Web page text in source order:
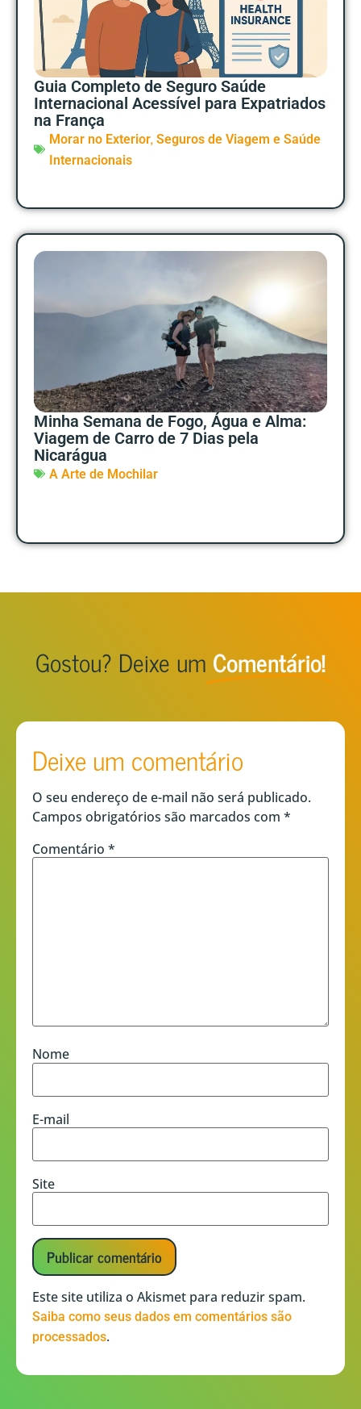
Guia Completo de Seguro Saúde
Internacional Acessível para Expatriados
na França
Morar no Exterior, Seguros de Viagem e Saúde
Internacionais
Minha Semana de Fogo, Água e Alma:
Viagem de Carro de 7 Dias pela
Nicarágua
A Arte de Mochilar
Gostou? Deixe um Comentário!
Deixe um comentário
O seu endereço de e-mail não será publicado.
Campos obrigatórios são marcados com *
Comentário *
Nome
E-mail
Site
Este site utiliza o Akismet para reduzir spam.
Saiba como seus dados em comentários são
processados.